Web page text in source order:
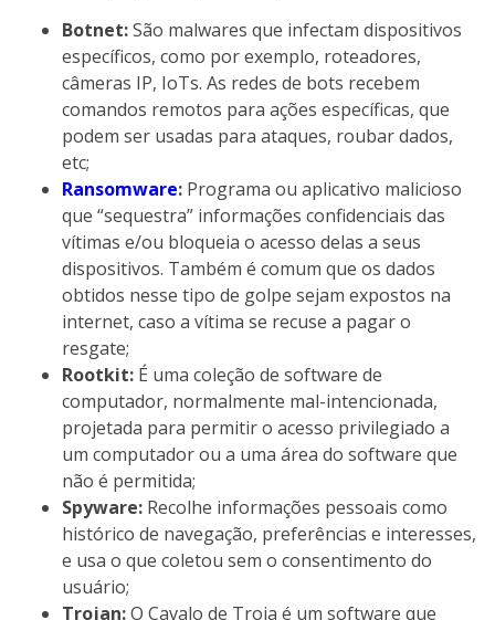
Botnet:São malwares que infectam dispositivos
específicos, como por exemplo, roteadores,
câmeras IP, IoTs. As redes de bots recebem
comandos remotos para ações específicas, que
podem ser usadas para ataques, roubar dados,
etc;
Ransomware: Programa ou aplicativo malicioso
que “sequestra” informações confidenciais das
vítimas e/ou bloqueia o acesso delas a seus
dispositivos. Também é comum que os dados
obtidos nesse tipo de golpe sejam expostos na
internet, caso a vítima se recuse a pagar o
resgate;
Rootkit: É uma coleção de software de
computador, normalmente mal-intencionada,
projetada para permitir o acesso privilegiado a
um computador ou a uma área do software que
não é permitida;
Spyware: Recolhe informações pessoais como
histórico de navegação, preferências e interesses,
e usa o que coletou sem o consentimento do
usuário;
Trojan:O Cavalo de Troia é um software que